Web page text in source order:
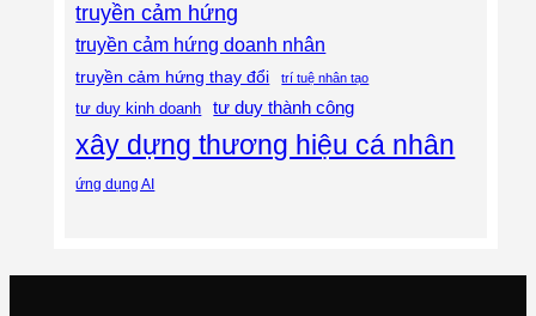
truyền cảm hứng
truyền cảm hứng doanh nhân
truyền cảm hứng thay đổi trí tuệ nhân tạo
tư duy kinh doanh tư duy thành công
xây dựng thương hiệu cá nhân
ứng dụng AI